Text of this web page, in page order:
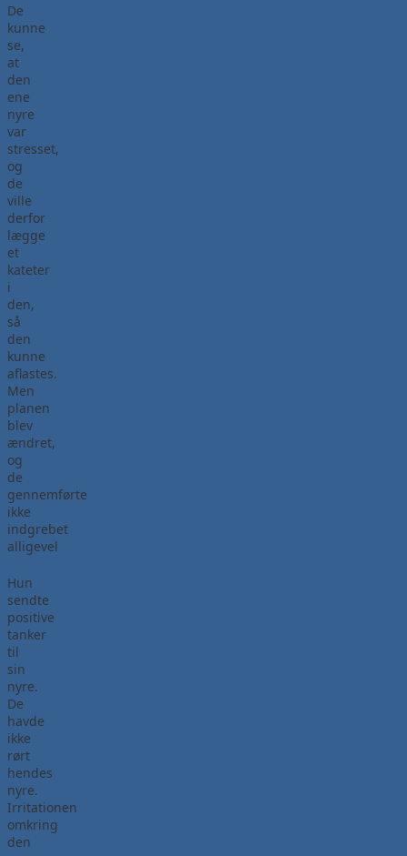
De
kunne
se,
at
den
ene
nyre
var
stresset,
og
de
ville
derfor
lægge
et
kateter
i
den,
så
den
kunne
aflastes.
Men
planen
blev
ændret,
og
de
gennemførte
ikke
indgrebet
alligevel
Hun
sendte
positive
tanker
til
sin
nyre.
De
havde
ikke
rørt
hendes
nyre.
Irritationen
omkring
den